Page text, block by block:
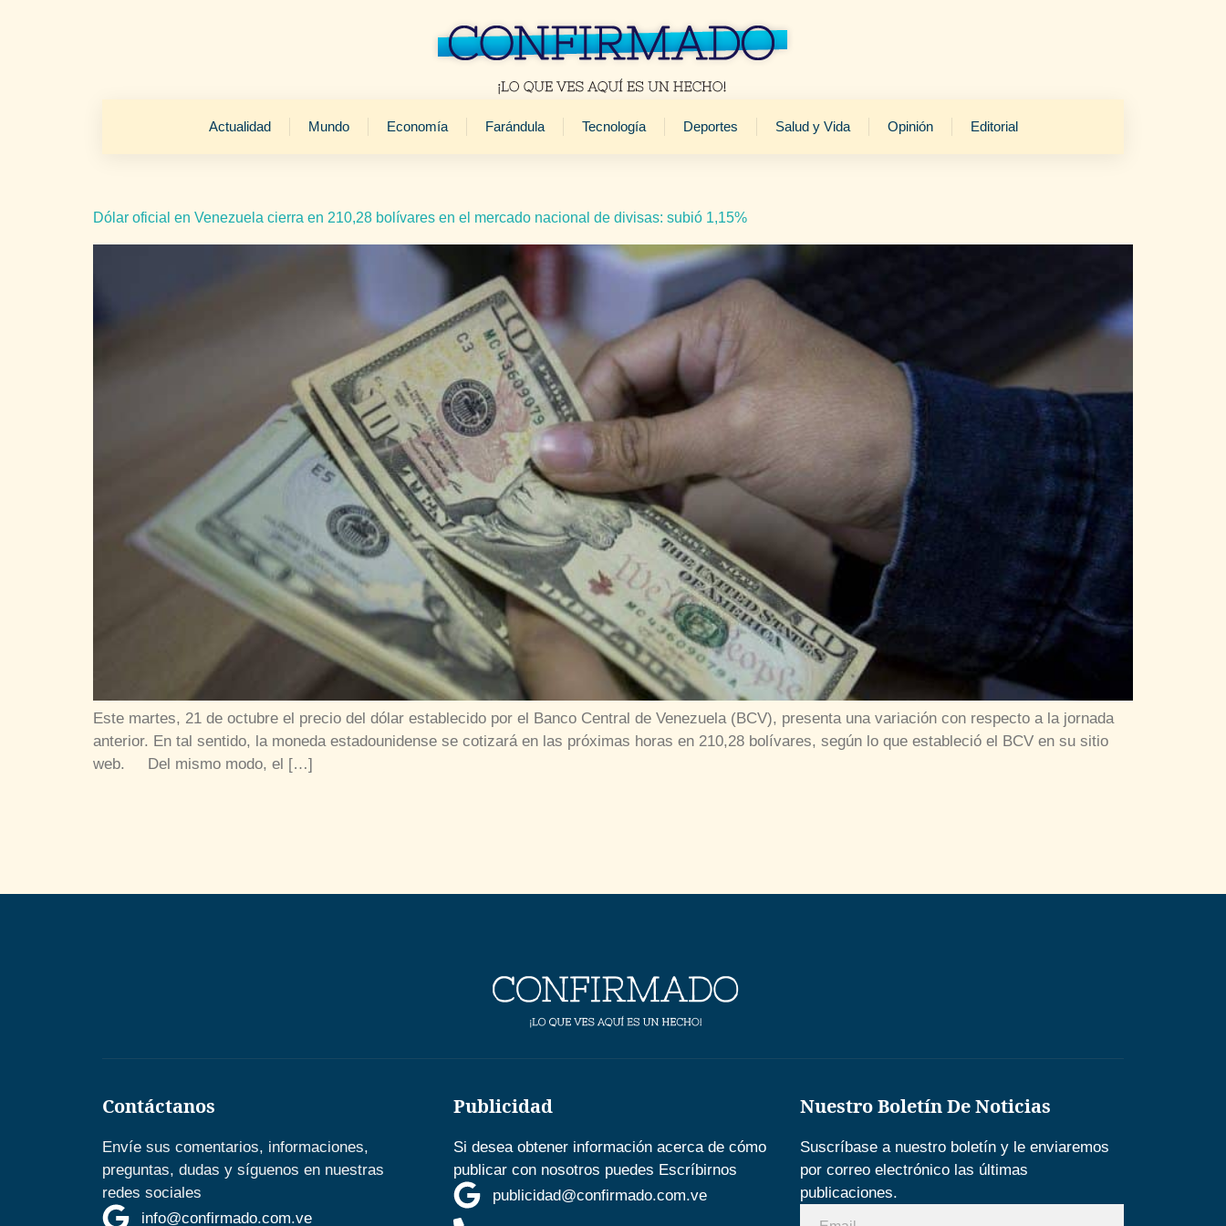
Actualidad Mundo Economía Farándula Tecnología Deportes Salud y Vida Opinión Editorial
Dólar oficial en Venezuela cierra en 210,28 bolívares en el mercado nacional de divisas: subió 1,15%
Este martes, 21 de octubre el precio del dólar establecido por el Banco Central de Venezuela (BCV), presenta una variación con respecto a la jornada
anterior. En tal sentido, la moneda estadounidense se cotizará en las próximas horas en 210,28 bolívares, según lo que estableció el BCV en su sitio
web. Del mismo modo, el […]
Contáctanos
Envíe sus comentarios, informaciones,
preguntas, dudas y síguenos en nuestras
redes sociales
info@confirmado.com.ve
Publicidad
Si desea obtener información acerca de cómo
publicar con nosotros puedes Escríbirnos
publicidad@confirmado.com.ve
Nuestro Boletín De Noticias
Suscríbase a nuestro boletín y le enviaremos
por correo electrónico las últimas
publicaciones.